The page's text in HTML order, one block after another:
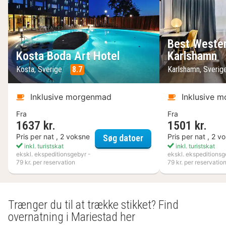
Kosta Boda Art Hotel
Kosta, Sverige 8.7
Inklusive morgenmad
Fra
1637 kr.
Pris per nat , 2 voksne
inkl. turistskat
ekskl. ekspeditionsgebyr -
79 kr. per reservation
Søg datoerKosta Boda Art Hotel
Best
Karlshamn
Karlshamn,
Inklusive
Fra
1501 kr.
Pris per nat , 2
inkl. turistskat
ekskl.
79 kr. per reservation
Trænger du til at trække stikket? Find
overnatning i Mariestad her